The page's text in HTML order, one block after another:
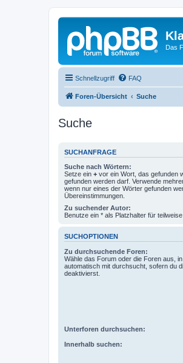
Das
Schnellzugriff FAQ
Foren-Übersicht Suche
Suche
SUCHANFRAGE
Suche nach Wörtern:
Setze ein + vor ein Wort, das gefunden
gefunden werden darf. Verwende
wenn nur eines der Wörter gefunden
Übereinstimmungen.
Zu suchender Autor:
Benutze ein * als Platzhalter für
SUCHOPTIONEN
Zu durchsuchende Foren:
Wähle das Forum oder die Foren aus,
automatisch mit durchsucht, sofern du
deaktivierst.
Unterforen durchsuchen:
Innerhalb suchen: